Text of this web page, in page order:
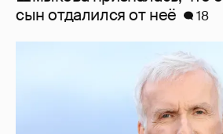
Режиссёр Джеймс Кэмерон
завершении своей карьеры